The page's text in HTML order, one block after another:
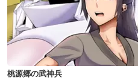
桃源郷の武神兵